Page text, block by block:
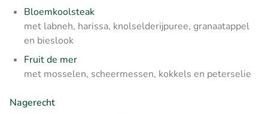
Bloemkoolsteak
met labneh, harissa, knolselderijpuree, granaatappel
en bieslook
Fruit de mer
met mosselen, scheermessen, kokkels en peterselie
Nagerecht